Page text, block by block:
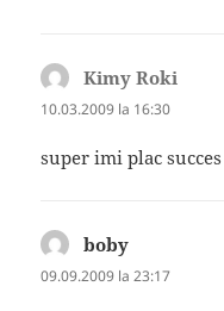
Kimy Roki
10.03.2009 la 16:30
super imi plac succes
boby
09.09.2009 la 23:17